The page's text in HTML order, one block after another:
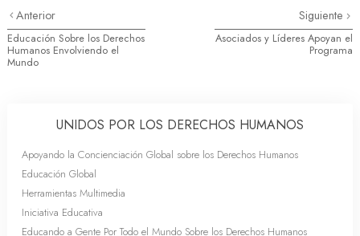
Anterior
Educación Sobre los Derechos
Humanos Envolviendo el
Mundo
Siguiente
Asociados y Líderes Apoyan el
Programa
UNIDOS POR LOS DERECHOS HUMANOS
Apoyando la Concienciación Global sobre los Derechos Humanos
Educación Global
Herramientas Multimedia
Iniciativa Educativa
Educando a Gente Por Todo el Mundo Sobre los Derechos Humanos